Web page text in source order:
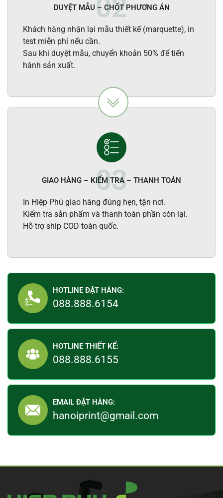
DUYỆT MẪU – CHỐT PHƯƠNG ÁN
Khách hàng nhận lại mẫu thiết kế (marquette), in
test miễn phí nếu cần.
Sau khi duyệt mẫu, chuyển khoản 50% để tiến
hành sản xuất.
GIAO HÀNG – KIỂM TRA – THANH TOÁN
In Hiệp Phú giao hàng đúng hẹn, tận nơi.
Kiểm tra sản phẩm và thanh toán phần còn lại.
Hỗ trợ ship COD toàn quốc.
HOTLINE ĐẶT HÀNG:
088.888.6154
HOTLINE THIẾT KẾ:
088.888.6155
EMAIL ĐẶT HÀNG:
hanoiprint@gmail.com